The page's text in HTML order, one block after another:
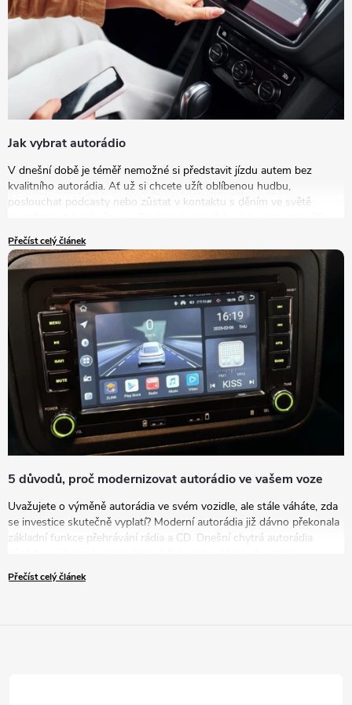
Jak vybrat autorádio
V dnešní době je téměř nemožné si představit jízdu autem bez
kvalitního autorádia. Ať už si chcete užít oblíbenou hudbu,
poslouchat podcasty nebo zůstat v kontaktu s děním ve světě
výrazně zlepšit vaše zážitky na cestách. V tomto článku se podrobně
podíváme na to, jak vybrat autorádio, které bude nejlépe vyhovovat
vašim potřebám a představám.
Přečíst celý článek
5 důvodů, proč modernizovat autorádio ve vašem voze
Uvažujete o výměně autorádia ve svém vozidle, ale stále váháte, zda
se investice skutečně vyplatí? Moderní autorádia již dávno překonala
základní funkce přehrávání rádia a CD. Dnešní chytrá autorádia
způsobem zvyšují komfort, bezpečnost i zábavu během každé jízdy.
V tomto článku vám představíme pět přesvědčivých důvodů, proč
Přečíst celý článek